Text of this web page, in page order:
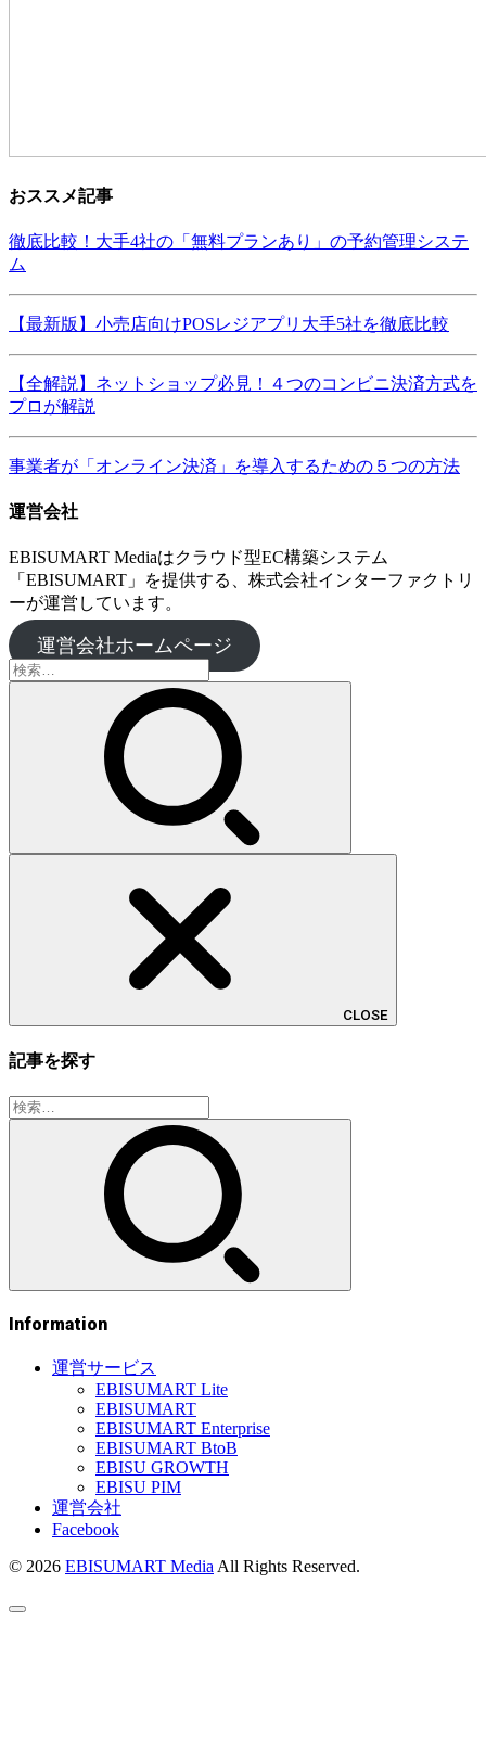
おススメ記事
徹底比較！大手4社の「無料プランあり」の予約管理システ
ム
【最新版】小売店向けPOSレジアプリ大手5社を徹底比較
【全解説】ネットショップ必見！４つのコンビニ決済方式を
プロが解説
事業者が「オンライン決済」を導入するための５つの方法
運営会社
EBISUMART Mediaはクラウド型EC構築システム
「EBISUMART」を提供する、株式会社インターファクトリ
ーが運営しています。
運営会社ホームページ
検
索:
CLOSE
記事を探す
検
索:
Information
運営サービス
EBISUMART Lite
EBISUMART
EBISUMART Enterprise
EBISUMART BtoB
EBISU GROWTH
EBISU PIM
運営会社
Facebook
© 2026 EBISUMART MediaAll Rights Reserved.